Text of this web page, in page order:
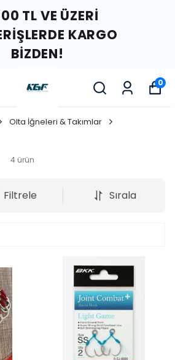
TL VE ÜZERI
KARGO
BIZDEN!
0
Olta İğneleri & Takımlar
4 ürün
Filtrele Sırala